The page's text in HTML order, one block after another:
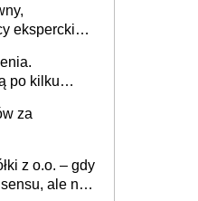
eksperckiej -
po kilku
za
z o.o. – gdy
ale nie